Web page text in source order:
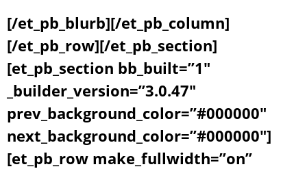
[/et_pb_blurb][/et_pb_column]
[/et_pb_row][/et_pb_section]
[et_pb_section bb_built=”1″
_builder_version=”3.0.47″
prev_background_color=”#000000″
next_background_color=”#000000″]
[et_pb_row make_fullwidth=”on”